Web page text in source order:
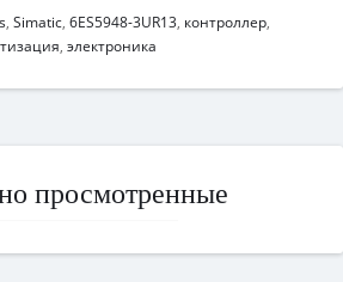
, Simatic, 6ES5948-3UR13, контроллер,
, электроника
просмотренные